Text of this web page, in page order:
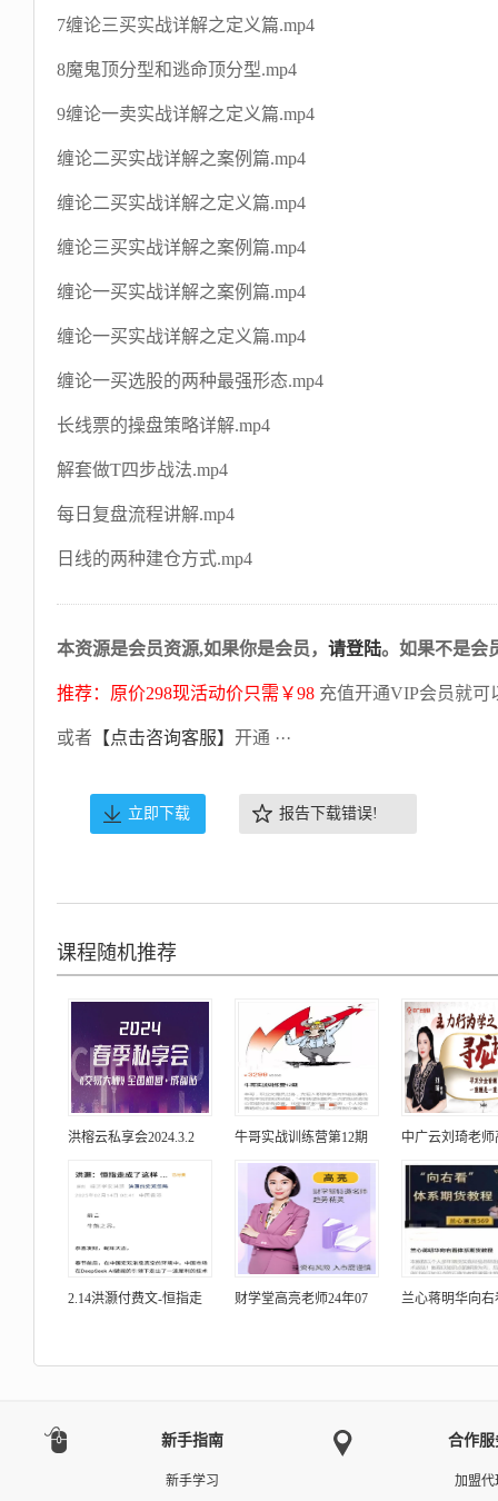
7缠论三买实战详解之定义篇.mp4
8魔鬼顶分型和逃命顶分型.mp4
9缠论一卖实战详解之定义篇.mp4
缠论二买实战详解之案例篇.mp4
缠论二买实战详解之定义篇.mp4
缠论三买实战详解之案例篇.mp4
缠论一买实战详解之案例篇.mp4
缠论一买实战详解之定义篇.mp4
缠论一买选股的两种最强形态.mp4
长线票的操盘策略详解.mp4
解套做T四步战法.mp4
每日复盘流程讲解.mp4
日线的两种建仓方式.mp4
本资源是会员资源,如果你是会员， 请登陆。如果不是会
推荐：原价298现活动价只需￥98 充值开通VIP会员就可
或者 【点击咨询客服】 开通 ···
立即下载 报告下载错误!
课程随机推荐
洪榕云私享会2024.3.2 牛哥实战训练营第12期 中广云刘琦老师
2.14洪灏付费文-恒指走 财学堂高亮老师24年07 兰心蒋明华向右
新手指南
新手学习
合作服
加盟代